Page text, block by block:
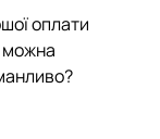
оплати